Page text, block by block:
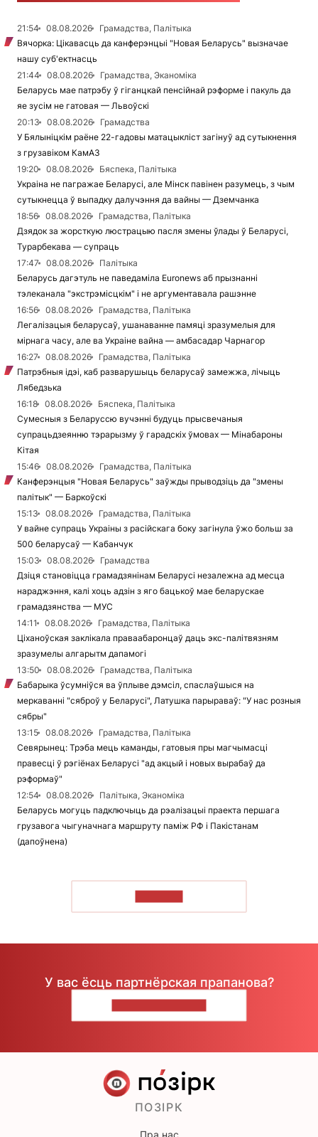
21:54 08.08.2026
Грамадства, Палітыка
Вячорка: Цікавасць да канферэнцыі "Новая Беларусь" вызначае
нашу суб'ектнасць
21:44
08.08.2026
Грамадства, Эканоміка
Беларусь мае патрэбу ў гіганцкай пенсійнай рэформе і пакуль да
яе зусім не гатовая — Львоўскі
20:13
08.08.2026
Грамадства
У Бялыніцкім раёне 22-гадовы матацыкліст загінуў ад сутыкнення
з грузавіком КамАЗ
19:20
08.08.2026
Бяспека, Палітыка
Украіна не пагражае Беларусі, але Мінск павінен разумець, з чым
сутыкнецца ў выпадку далучэння да вайны — Дземчанка
18:56
08.08.2026
Грамадства, Палітыка
Дзядок за жорсткую люстрацыю пасля змены ўлады ў Беларусі,
Турарбекава — супраць
17:47
08.08.2026
Палітыка
Беларусь дагэтуль не паведаміла Euronews аб прызнанні
тэлеканала "экстрэмісцкім" і не аргументавала рашэнне
16:56
08.08.2026
Грамадства, Палітыка
Легалізацыя беларусаў, ушанаванне памяці зразумелыя для
мірнага часу, але ва Украіне вайна — амбасадар Чарнагор
16:27
08.08.2026
Грамадства, Палітыка
Патрэбныя ідэі, каб разварушыць беларусаў замежжа, лічыць
Лябедзька
16:18
08.08.2026
Бяспека, Палітыка
Сумесныя з Беларуссю вучэнні будуць прысвечаныя
супрацьдзеянню тэрарызму ў гарадскіх ўмовах — Мінабароны
Кітая
15:46
08.08.2026
Грамадства, Палітыка
Канферэнцыя "Новая Беларусь" заўжды прыводзіць да "змены
палітык" — Баркоўскі
15:13
08.08.2026
Грамадства, Палітыка
У вайне супраць Украіны з расійскага боку загінула ўжо больш за
500 беларусаў — Кабанчук
15:03
08.08.2026
Грамадства
Дзіця становіцца грамадзянінам Беларусі незалежна ад месца
нараджэння, калі хоць адзін з яго бацькоў мае беларускае
грамадзянства — МУС
14:11
08.08.2026
Грамадства, Палітыка
Ціханоўская заклікала праваабаронцаў даць экс-палітвязням
зразумелы алгарытм дапамогі
13:50
08.08.2026
Грамадства, Палітыка
Бабарыка ўсумніўся ва ўплыве дэмсіл, спаслаўшыся на
меркаванні "сяброў у Беларусі", Латушка парыраваў: "У нас розныя
сябры"
13:15
08.08.2026
Грамадства, Палітыка
Севярынец: Трэба мець каманды, гатовыя пры магчымасці
правесці ў рэгіёнах Беларусі "ад акцый і новых вырабаў да
рэформаў"
12:54
08.08.2026
Палітыка, Эканоміка
Беларусь могуць падключыць да рэалізацыі праекта першага
грузавога чыгуначнага маршруту паміж РФ і Пакістанам
(дапоўнена)
У вас ёсць партнёрская прапанова?
ПОЗІРК
Пра нас